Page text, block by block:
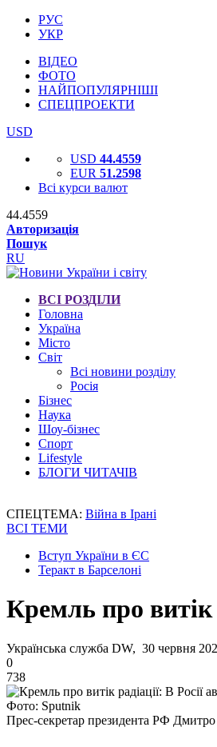
РУС
УКР
ВІДЕО
ФОТО
НАЙПОПУЛЯРНІШІ
СПЕЦПРОЕКТИ
USD
USD 44.4559
EUR 51.2598
Всі курси валют
44.4559
Авторизація
Пошук
RU
ВСІ РОЗДІЛИ
Головна
Україна
Місто
Світ
Всі новини розділу
Росія
Бізнес
Наука
Шоу-бізнес
Спорт
Lifestyle
БЛОГИ ЧИТАЧІВ
СПЕЦТЕМА: Війна в Ірані
ВСІ ТЕМИ
Вступ України в ЄС
Теракт в Барселоні
Кремль про витік
Українська служба DW, 30 червня
0
738
Фото: Sputnik
Прес-секретар президента РФ